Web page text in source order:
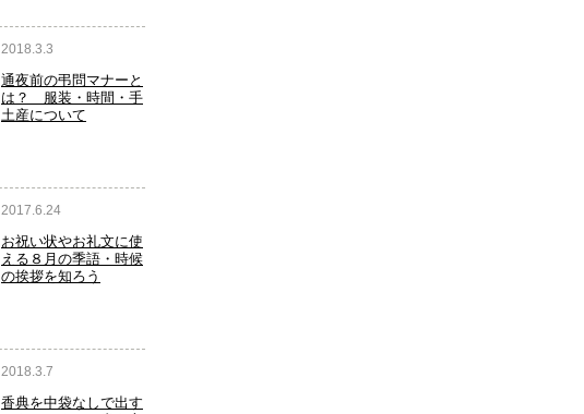
2018.3.3
通夜前の弔問マナーと
は？ 服装・時間・手
土産について
2017.6.24
お祝い状やお礼文に使
える８月の季語・時候
の挨拶を知ろう
2018.3.7
香典を中袋なしで出す